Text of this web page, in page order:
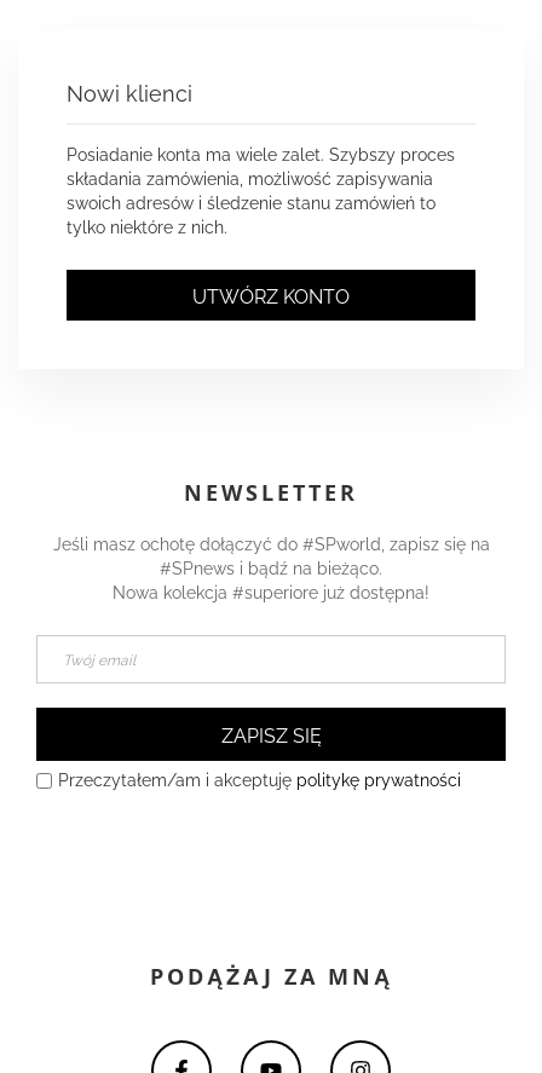
Nowi klienci
Posiadanie konta ma wiele zalet. Szybszy proces
składania zamówienia, możliwość zapisywania
swoich adresów i śledzenie stanu zamówień to
tylko niektóre z nich.
UTWÓRZ KONTO
NEWSLETTER
Jeśli masz ochotę dołączyć do #SPworld, zapisz się na
#SPnews i bądź na bieżąco.
Nowa kolekcja #superiore już dostępna!
ZAPISZ SIĘ
Przeczytałem/am i akceptuję politykę prywatności
PODĄŻAJ ZA MNĄ